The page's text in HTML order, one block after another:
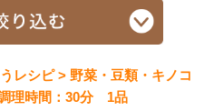
レシピ > 野菜・豆類・キノコ
理時間：30分 1品